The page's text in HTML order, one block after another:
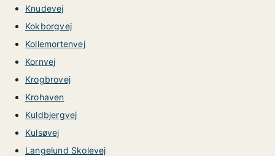
Knudevej
Kokborgvej
Kollemortenvej
Kornvej
Krogbrovej
Krohaven
Kuldbjergvej
Kulsøvej
Langelund Skolevej